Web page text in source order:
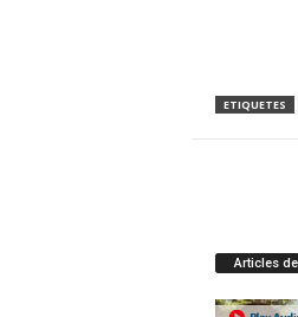
ETIQUETES
Articles